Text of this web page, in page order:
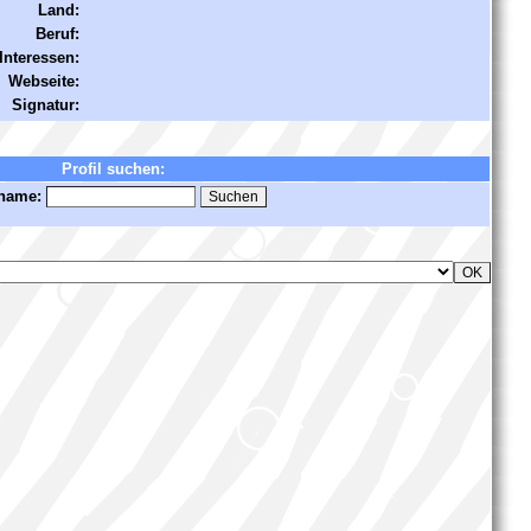
Land:
Beruf:
Interessen:
Webseite:
Signatur:
Profil suchen: